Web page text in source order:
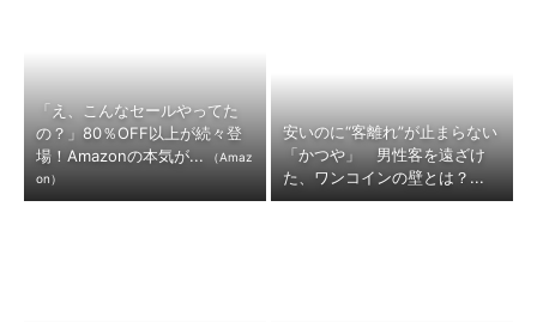
「え、こんなセールやってた
の？」80％OFF以上が続々登
場！Amazonの本気が...
（Amaz
on）
安いのに“客離れ”が止まらない
「かつや」 男性客を遠ざけ
た、ワンコインの壁とは？...